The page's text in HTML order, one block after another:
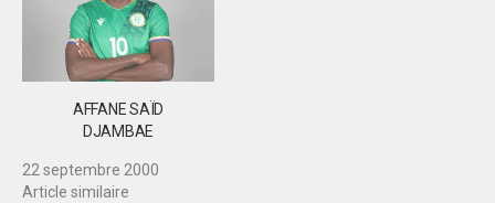
AFFANE SAÏD
DJAMBAE
22 septembre 2000
Article similaire